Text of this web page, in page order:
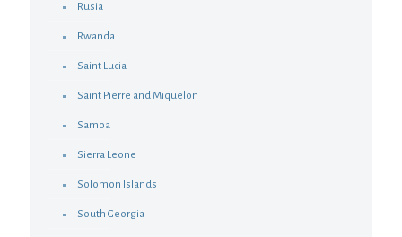
Rusia
Rwanda
Saint Lucia
Saint Pierre and Miquelon
Samoa
Sierra Leone
Solomon Islands
South Georgia